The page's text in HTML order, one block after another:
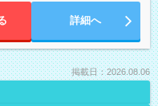
詳細へ
掲載日：2026.08.06